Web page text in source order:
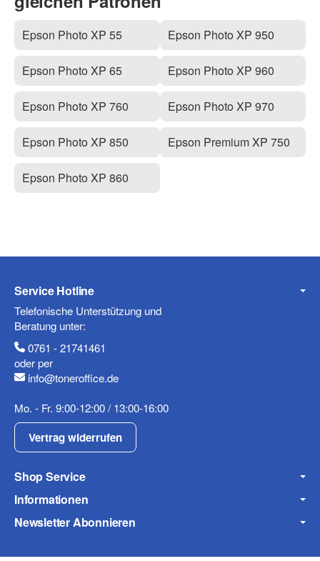
Epson Photo XP 55
Epson Photo XP 65
Epson Photo XP 760
Epson Photo XP 850
Epson Photo XP 860
Epson Photo XP 950
Epson Photo XP 960
Epson Photo XP 970
Epson Premium XP 750
Service Hotline
Telefonische Unterstützung und
Beratung unter:
0761 - 21741461
oder per
info@toneroffice.de
Mo. - Fr. 9:00-12:00 / 13:00-16:00
Vertrag widerrufen
Shop Service
Informationen
Newsletter Abonnieren